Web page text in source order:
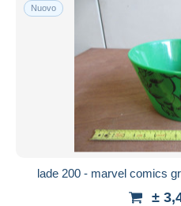
Nuovo
lade 200 - marvel comics
±